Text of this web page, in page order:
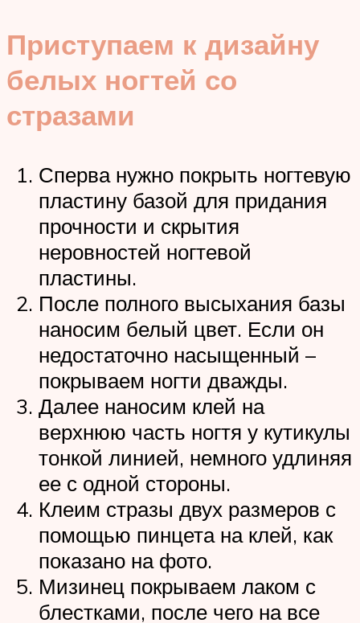
Приступаем к дизайну
белых ногтей со
стразами
Сперва нужно покрыть ногтевую
пластину базой для придания
прочности и скрытия
неровностей ногтевой
пластины.
После полного высыхания базы
наносим белый цвет. Если он
недостаточно насыщенный –
покрываем ногти дважды.
Далее наносим клей на
верхнюю часть ногтя у кутикулы
тонкой линией, немного удлиняя
ее с одной стороны.
Клеим стразы двух размеров с
помощью пинцета на клей, как
показано на фото.
Мизинец покрываем лаком с
блестками, после чего на все